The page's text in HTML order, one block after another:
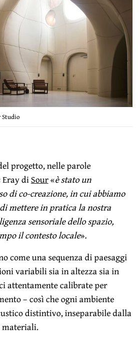
Studio
progetto, nelle parole
diSour«è stato un
di co-creazione, in cui abbiamo
mettere in pratica la nostra
sensoriale dello spazio,
il contesto locale».
come una sequenza di paesaggi
variabili sia in altezza sia in
attentamente calibrate per
– così che ogni ambiente
distintivo, inseparabile dalla
materiali.